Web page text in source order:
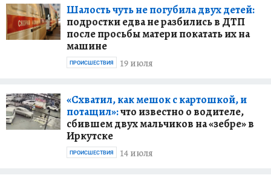
Шалость чуть не погубила двух детей:
подростки едва не разбились в ДТП
после просьбы матери покатать их на
машине
19 июля
ПРОИСШЕСТВИЯ
«Схватил, как мешок с картошкой, и
потащил»:что известно о водителе,
сбившем двух мальчиков на «зебре» в
Иркутске
14 июля
ПРОИСШЕСТВИЯ